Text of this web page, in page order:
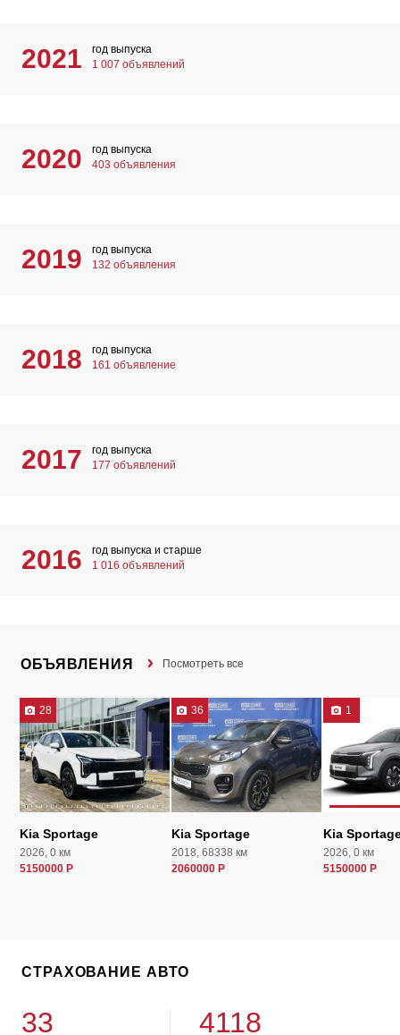
2021
год выпуска
1 007 объявлений
2020
год выпуска
403 объявления
2019
год выпуска
132 объявления
2018
год выпуска
161 объявление
2017
год выпуска
177 объявлений
2016
год выпуска и старше
1 016 объявлений
ОБЪЯВЛЕНИЯ Посмотреть все
28
Kia Sportage
2026, 0 км
5150000 Р
36
Kia Sportage
2018, 68338 км
2060000 Р
1
Kia
2026, 0 км
5150000 Р
СТРАХОВАНИЕ АВТО
33 4118